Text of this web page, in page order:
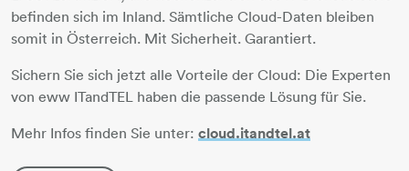
befinden sich im Inland. Sämtliche Cloud-Daten bleiben
somit in Österreich. Mit Sicherheit. Garantiert.
Sichern Sie sich jetzt alle Vorteile der Cloud: Die Experten
von eww ITandTEL haben die passende Lösung für Sie.
Mehr Infos finden Sie unter: cloud.itandtel.at